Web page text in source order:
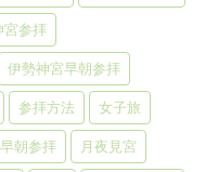
宮参拝
伊勢神宮早朝参拝
参拝方法 女子旅
早朝参拝 月夜見宮